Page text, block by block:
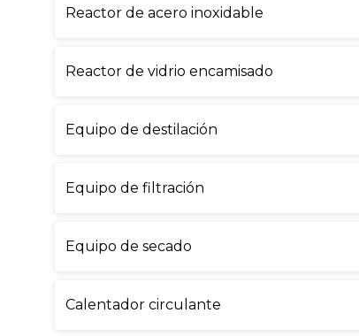
Reactor de acero inoxidable
Reactor de vidrio encamisado
Equipo de destilación
Equipo de filtración
Equipo de secado
Calentador circulante